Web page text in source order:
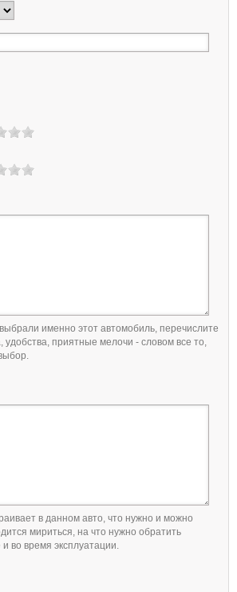
именно этот автомобиль, перечислите
удобства, приятные мелочи - словом все то,
в данном авто, что нужно и можно
мириться, на что нужно обратить
во время эксплуатации.